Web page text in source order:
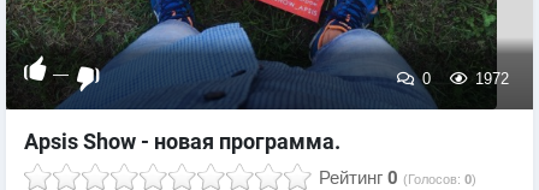
— 0 1972
Apsis Show - новая программа.
Рейтинг 0 (Голосов: 0)